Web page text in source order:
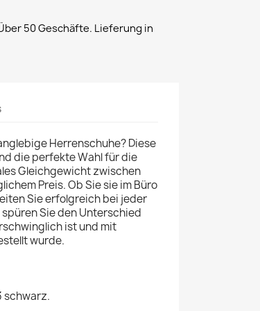
50 Geschäfte. Lieferung in
Herrenschuhe? Diese
die perfekte Wahl für die
Gleichgewicht zwischen
Preis. Ob Sie sie im Büro
Sie erfolgreich bei jeder
Sie den Unterschied
ist und mit
wurde.
schwarz.